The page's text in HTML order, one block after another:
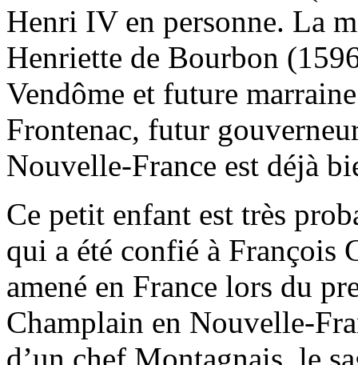
Henri IV en personne. La
Henriette de Bourbon
Vendôme et future
Frontenac, futur
Nouvelle-France est déjà
Ce petit enfant est très
qui a été confié à François
amené en France lors du
Champlain en Nouvelle-
d’un chef Montagnais, le